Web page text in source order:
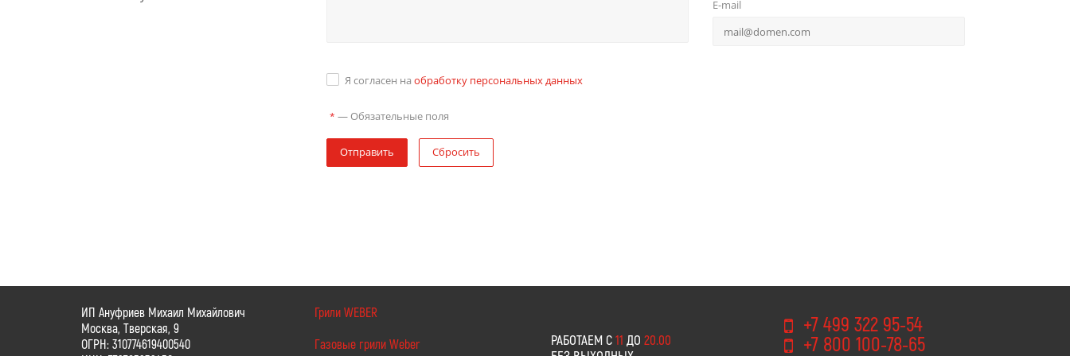
E-mail
Я согласен на обработку персональных данных
* — Обязательные поля
Отправить Сбросить
ИП Ануфриев Михаил Михайлович
Москва, Тверская, 9
ОГРН: 310774619400540
Грили WEBER
Газовые грили Weber РАБОТАЕМ С 11 ДО 20.00
+7 499 322 95-54
+7 800 100-78-65